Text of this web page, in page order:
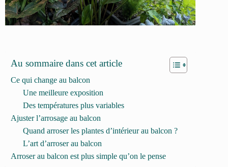
Au sommaire dans cet article
Ce qui change au balcon
Une meilleure exposition
Des températures plus variables
Ajuster l’arrosage au balcon
Quand arroser les plantes d’intérieur au balcon ?
L’art d’arroser au balcon
Arroser au balcon est plus simple qu’on le pense